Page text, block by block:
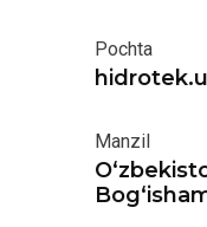
Pochta
Manzil